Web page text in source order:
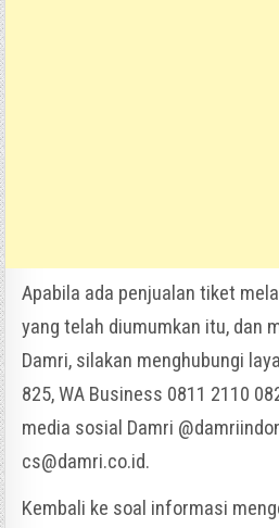
Apabila ada penjualan tiket
yang telah diumumkan itu, dan
Damri, silakan menghubungi
825, WA Business 0811 2110
media sosial Damri
cs@damri.co.id.
Kembali ke soal informasi